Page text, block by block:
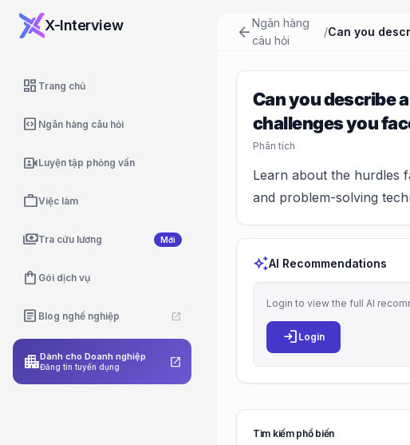
X-Interview
dashboard Trang chủ
code_blocks Ngân hàng câu hỏi
video_camera_frontLuyện tập phỏng vấn
workViệc làm
paymentsTra cứu lương Mới
shopping_bag Gói dịch vụ
article Blog nghề nghiệp open_in_new
apartmentDành cho Doanh nghiệp
Đăng tin tuyển dụng open_in_new
arrow_backNgân hàng
câu hỏi
/
Can you describe
challenges you
Phân tích
Learn about the hurdles
and problem-solving
auto_awesomeAI Recommendations
Login to view the full AI
login Login
Tìm kiếm phổ biến